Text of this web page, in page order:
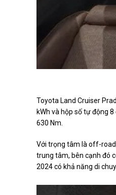
Toyota Land Cruiser
kWh và hộp số tự động
630 Nm.
Với trọng tâm là off-
trung tâm, bên cạnh đó
2024 có khả năng di